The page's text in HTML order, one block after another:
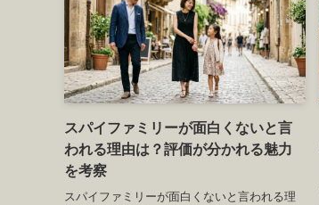
スパイファミリーが面白くないと言
われる理由は？評価が分かれる魅力
を考察
スパイファミリーが面白くないと言われる理